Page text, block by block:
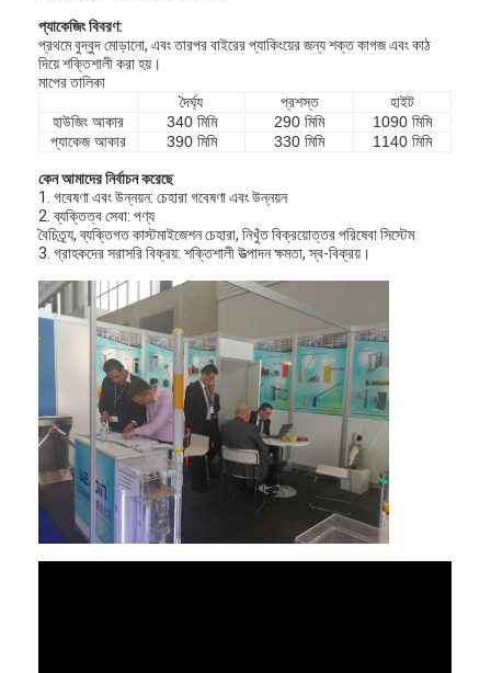
প্যাকেজিং বিবরণ:
প্রথমে বুদ্বুদ মোড়ানো, এবং তারপর বাইরের প্যাকিংয়ের জন্য শক্ত কাগজ এবং কাঠ
দিয়ে শক্তিশালী করা হয়।
মাপের তালিকা
দৈর্ঘ্য
প্রশস্ত
হাইট
হাউজিং আকার
340 মিমি 290 মিমি
1090 মিমি
প্যাকেজ আকার
390 মিমি 330 মিমি 1140 মিমি
কেন আমাদের নির্বাচন করেছে
1. গবেষণা এবং উন্নয়ন: চেহারা গবেষণা এবং উন্নয়ন
2. ব্যক্তিত্ব সেবা: পণ্য
বৈচিত্র্য, ব্যক্তিগত কাস্টমাইজেশন চেহারা, নিখুঁত বিক্রয়োত্তর পরিষেবা সিস্টেম
3. গ্রাহকদের সরাসরি বিক্রয়: শক্তিশালী উত্পাদন ক্ষমতা, স্ব-বিক্রয়।